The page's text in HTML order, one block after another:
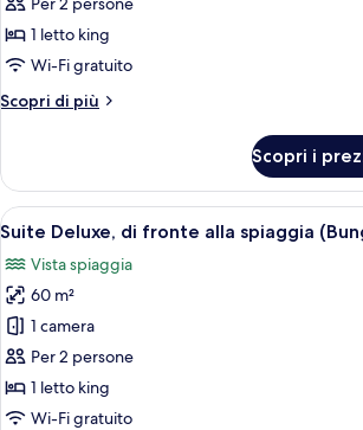
Deluxe,
vista
(Bungalow,
1 letto king
Wi-Fi gratuito
Scopri di più
Altri
Deluxe,
vista
mare
60qm)
Scopri i
Apri
tutte
le
foto
per
Suite
Deluxe,
di
Camera
9
Suite Deluxe, di fronte alla spiaggia
Vista spiaggia
60 m²
1 camera
Per 2 persone
1 letto king
Wi-Fi gratuito